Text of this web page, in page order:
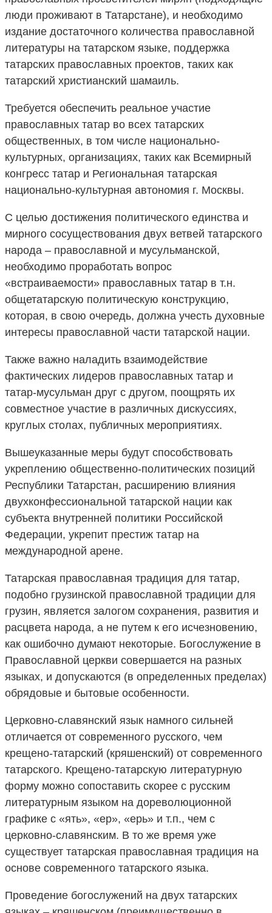
люди проживают в Татарстане), и необходимо
издание достаточного количества православной
литературы на татарском языке, поддержка
татарских православных проектов, таких как
татарский христианский шамаиль.
Требуется обеспечить реальное участие
православных татар во всех татарских
общественных, в том числе национально-
культурных, организациях, таких как Всемирный
конгресс татар и Региональная татарская
национально-культурная автономия г. Москвы.
С целью достижения политического единства и
мирного сосуществования двух ветвей татарского
народа – православной и мусульманской,
необходимо проработать вопрос
«встраиваемости» православных татар в т.н.
общетатарскую политическую конструкцию,
которая, в свою очередь, должна учесть духовные
интересы православной части татарской нации.
Также важно наладить взаимодействие
фактических лидеров православных татар и
татар-мусульман друг с другом, поощрять их
совместное участие в различных дискуссиях,
круглых столах, публичных мероприятиях.
Вышеуказанные меры будут способствовать
укреплению общественно-политических позиций
Республики Татарстан, расширению влияния
двухконфессиональной татарской нации как
субъекта внутренней политики Российской
Федерации, укрепит престиж татар на
международной арене.
Татарская православная традиция для татар,
подобно грузинской православной традиции для
грузин, является залогом сохранения, развития и
расцвета народа, а не путем к его исчезновению,
как ошибочно думают некоторые. Богослужение в
Православной церкви совершается на разных
языках, и допускаются (в определенных пределах)
обрядовые и бытовые особенности.
Церковно-славянский язык намного сильней
отличается от современного русского, чем
крещено-татарский (кряшенский) от современного
татарского. Крещено-татарскую литературную
форму можно сопоставить скорее с русским
литературным языком на дореволюционной
графике с «ять», «ер», «ерь» и т.п., чем с
церковно-славянским. В то же время уже
существует татарская православная традиция на
основе современного татарского языка.
Проведение богослужений на двух татарских